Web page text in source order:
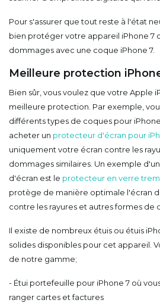
Pour s'assurer que tout reste à l'état
bien protéger votre appareil iPhone 7
dommages avec une coque iPhone 7.
Meilleure protection
Bien sûr, vous voulez que votre Apple
meilleure protection. Par exemple,
différents types de coques pour
acheter un protecteur d'écran pour
uniquement votre écran contre les
dommages similaires. Un exemple
d'écran est le protecteur en verre
protège de manière optimale l'écran
contre les rayures et autres formes de
Il existe de nombreux étuis ou étuis
solides disponibles pour cet appareil.
de notre gamme;
- Étui portefeuille pour iPhone 7 où
ranger cartes et factures